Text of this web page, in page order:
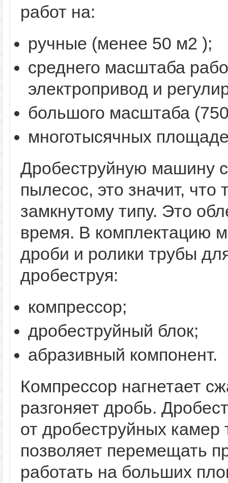
работ на:
ручные (менее 50 м2 );
среднего масштаба
электропривод и
большого масштаба
многотысячных
Дробеструйную машину
пылесос, это значит, что
замкнутому типу. Это
время. В комплектацию
дроби и ролики трубы
дробеструя:
компрессор;
дробеструйный блок;
абразивный компонент.
Компрессор нагнетает
разгоняет дробь.
от дробеструйных
позволяет перемещать
работать на больших